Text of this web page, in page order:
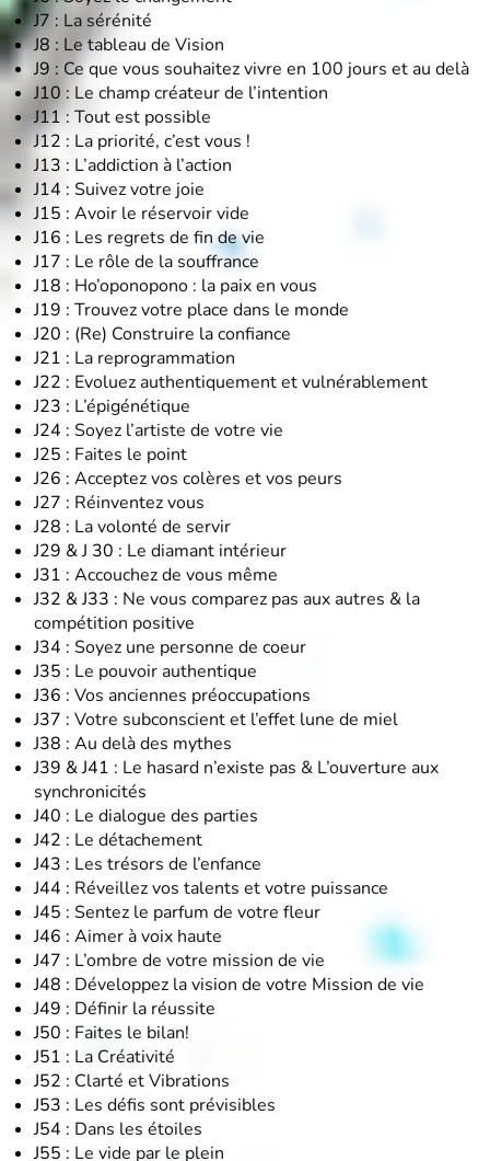
J7 : La sérénité
J8 : Le tableau de Vision
J9 : Ce que vous souhaitez vivre en 100 jours et au delà
J10 : Le champ créateur de l’intention
J11 : Tout est possible
J12 : La priorité, c’est vous !
J13 : L’addiction à l’action
J14 : Suivez votre joie
J15 : Avoir le réservoir vide
J16 : Les regrets de fin de vie
J17 : Le rôle de la souffrance
J18 : Ho’oponopono : la paix en vous
J19 : Trouvez votre place dans le monde
J20 : (Re) Construire la confiance
J21 : La reprogrammation
J22 : Evoluez authentiquement et vulnérablement
J23 : L’épigénétique
J24 : Soyez l’artiste de votre vie
J25 : Faites le point
J26 : Acceptez vos colères et vos peurs
J27 : Réinventez vous
J28 : La volonté de servir
J29 & J 30 : Le diamant intérieur
J31 : Accouchez de vous même
J32 & J33 : Ne vous comparez pas aux autres & la
compétition positive
J34 : Soyez une personne de coeur
J35 : Le pouvoir authentique
J36 : Vos anciennes préoccupations
J37 : Votre subconscient et l’effet lune de miel
J38 : Au delà des mythes
J39 & J41 : Le hasard n’existe pas & L’ouverture aux
synchronicités
J40 : Le dialogue des parties
J42 : Le détachement
J43 : Les trésors de l’enfance
J44 : Réveillez vos talents et votre puissance
J45 : Sentez le parfum de votre fleur
J46 : Aimer à voix haute
J47 : L’ombre de votre mission de vie
J48 : Développez la vision de votre Mission de vie
J49 : Définir la réussite
J50 : Faites le bilan!
J51 : La Créativité
J52 : Clarté et Vibrations
J53 : Les défis sont prévisibles
J54 : Dans les étoiles
J55 : Le vide par le plein